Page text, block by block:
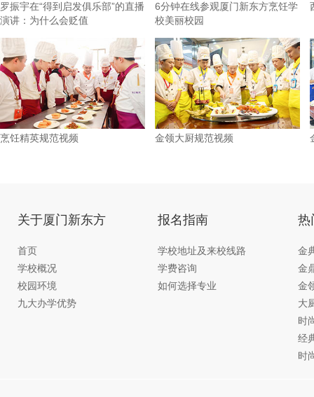
罗振宇在“得到启发俱乐部”的直播
演讲：为什么会贬值
6分钟在线参观厦门新东方烹饪学
校美丽校园
烹饪精英规范视频 金领大厨规范视频
关于厦门新东方
首页
学校概况
校园环境
九大办学优势
报名指南
学校地址及来校线路
学费咨询
如何选择专业
热
金
金
金
大
时
经
时